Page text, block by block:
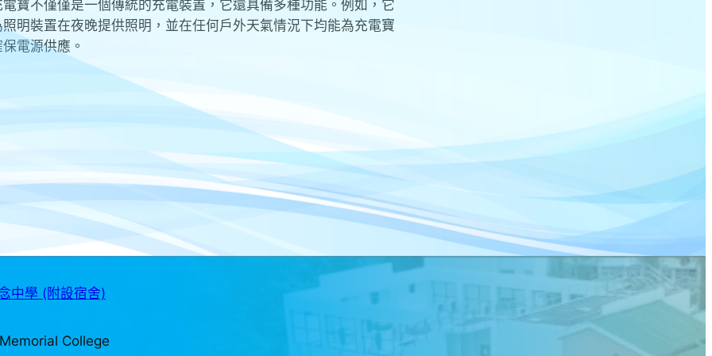
寶不僅僅是一個傳統的充電裝置，它還具備多種功能。例如，它
明裝置在夜晚提供照明，並在任何戶外天氣情況下均能為充電寶
電源供應。
中學 (附設宿舍)
College